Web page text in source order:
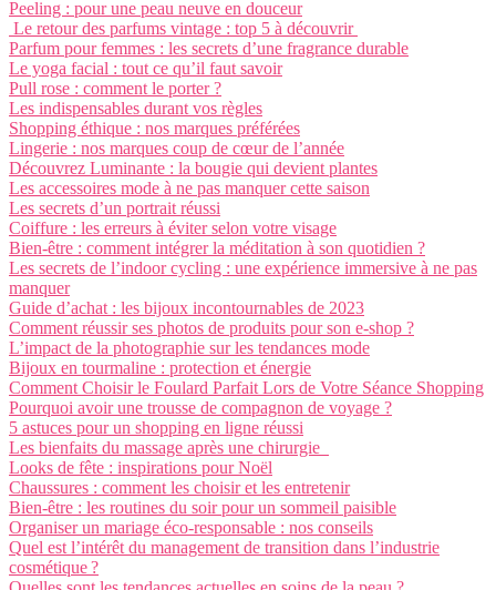
Peeling : pour une peau neuve en douceur
Le retour des parfums vintage : top 5 à découvrir
Parfum pour femmes : les secrets d’une fragrance durable
Le yoga facial : tout ce qu’il faut savoir
Pull rose : comment le porter ?
Les indispensables durant vos règles
Shopping éthique : nos marques préférées
Lingerie : nos marques coup de cœur de l’année
Découvrez Luminante : la bougie qui devient plantes
Les accessoires mode à ne pas manquer cette saison
Les secrets d’un portrait réussi
Coiffure : les erreurs à éviter selon votre visage
Bien-être : comment intégrer la méditation à son quotidien ?
Les secrets de l’indoor cycling : une expérience immersive à ne pas
manquer
Guide d’achat : les bijoux incontournables de 2023
Comment réussir ses photos de produits pour son e-shop ?
L’impact de la photographie sur les tendances mode
Bijoux en tourmaline : protection et énergie
Comment Choisir le Foulard Parfait Lors de Votre Séance Shopping
Pourquoi avoir une trousse de compagnon de voyage ?
5 astuces pour un shopping en ligne réussi
Les bienfaits du massage après une chirurgie
Looks de fête : inspirations pour Noël
Chaussures : comment les choisir et les entretenir
Bien-être : les routines du soir pour un sommeil paisible
Organiser un mariage éco-responsable : nos conseils
Quel est l’intérêt du management de transition dans l’industrie
cosmétique ?